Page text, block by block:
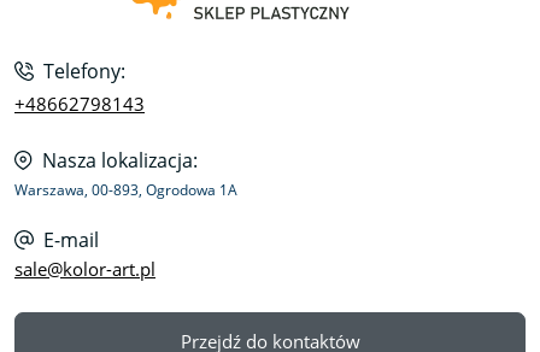
Telefony:
+48662798143
Nasza lokalizacja:
Warszawa, 00-893, Ogrodowa 1A
E-mail
sale@kolor-art.pl
Przejdź do kontaktów